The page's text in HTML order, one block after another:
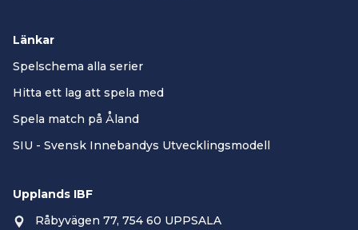
Länkar
Spelschema alla serier
Hitta ett lag att spela med
Spela match på Åland
SIU - Svensk Innebandys Utvecklingsmodell
Upplands IBF
Råbyvägen 77, 754 60 UPPSALA